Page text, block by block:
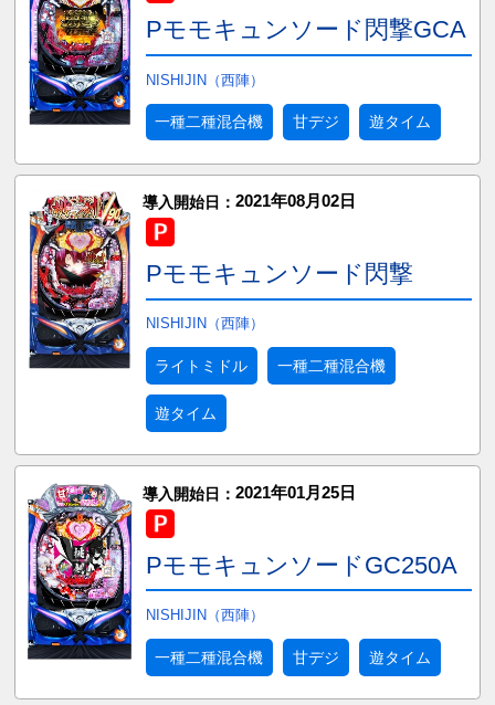
Pモモキュンソード閃撃GCA
NISHIJIN（西陣）
一種二種混合機 甘デジ 遊タイム
導入開始日： 2021年08月02日
Pモモキュンソード閃撃
NISHIJIN（西陣）
ライトミドル 一種二種混合機
遊タイム
導入開始日： 2021年01月25日
PモモキュンソードGC250A
NISHIJIN（西陣）
一種二種混合機 甘デジ 遊タイム